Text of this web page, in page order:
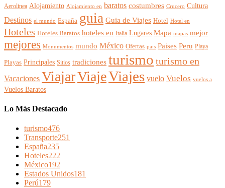
Aerolinea Alojamiento Alojamiento en baratos costumbres Crucero Cultura
Destinos el mundo España guia Guia de Viajes Hotel Hotel en
Hoteles Hoteles Baratos hoteles en Italia Lugares Mapa mapas mejor
mejores Monumentos mundo México Ofertas pais Paises Peru Playa
Playas Principales Sitios tradiciones turismo turismo en
Vacaciones ViajarViajeViajes vuelo Vuelos vuelos a
Vuelos Baratos
Lo Más Destacado
turismo476
Transporte251
España235
Hoteles222
México192
Estados Unidos181
Perú179